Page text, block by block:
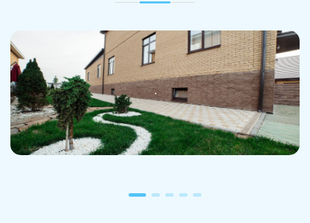
Озерск
Копейск Миасс
Златоуст Магнитогорск